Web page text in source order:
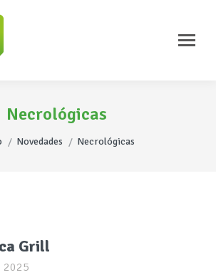
Necrológicas
aquí:
Novedades Necrológicas
Grill
2025